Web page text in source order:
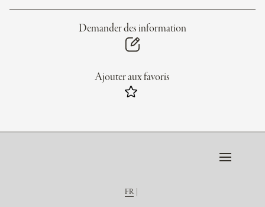
Demander des information
Ajouter aux favoris
FR